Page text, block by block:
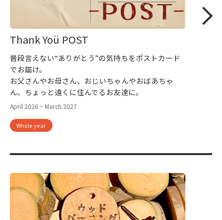
Thank Yoü POST
普段言えない“ありがとう”の気持ちをポストカード
でお届け。
お父さんやお母さん、おじいちゃんやおばあちゃ
ん、ちょっと遠くに住んでるお友達に。
April 2026 ~ March 2027
Whole year